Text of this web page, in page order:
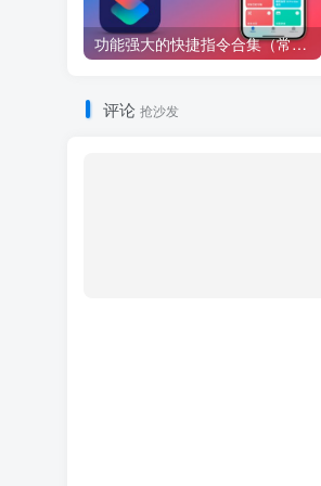
功能强大的快捷指令合集（常用）
评论 抢沙发